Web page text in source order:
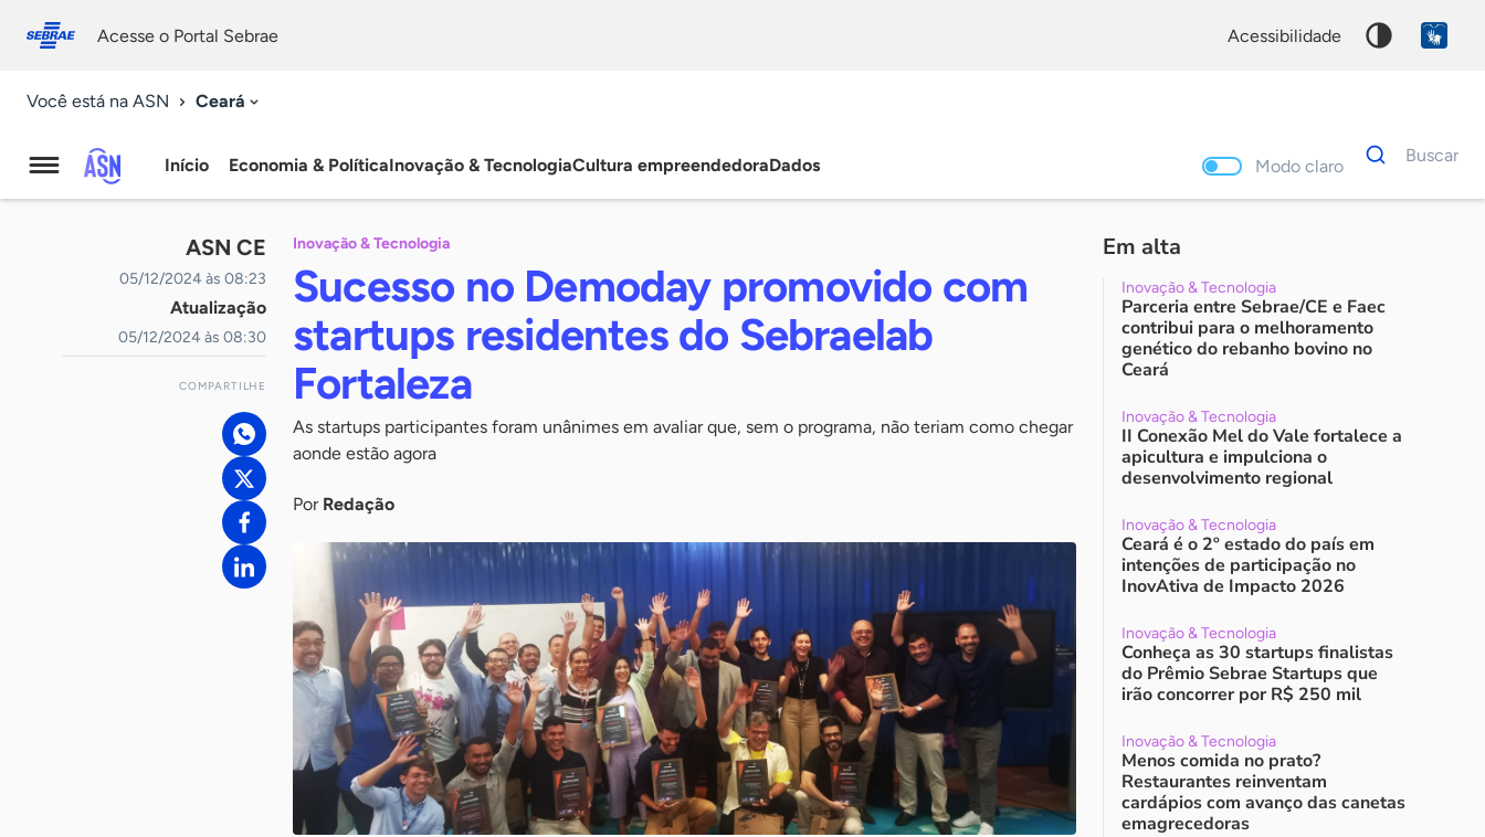
conosco
Acesse o Portal Sebrae acessibilidade
Você está na ASN Ceará
Agência
Sebrae
de
Notícias
Início Economia & PolíticaInovação & TecnologiaCultura empreendedoraDados Modo claro
Dados
para
Buscar
ASN CE
05/12/2024 às 08:23
Atualização
05/12/2024 às 08:30
COMPARTILHE
Inovação & Tecnologia
Sucesso no Demoday promovido com
startups residentes do Sebraelab
Fortaleza
As startups participantes foram unânimes em avaliar que, sem o programa, não teriam como chegar
aonde estão agora
Por Redação
Em alta
Inovação & Tecnologia
Parceria entre Sebrae/CE e Faec
contribui para o melhoramento
genético do rebanho bovino no
Ceará
Inovação & Tecnologia
II Conexão Mel do Vale fortalece a
apicultura e impulciona o
desenvolvimento regional
Inovação & Tecnologia
Ceará é o 2º estado do país em
intenções de participação no
InovAtiva de Impacto 2026
Inovação & Tecnologia
Conheça as 30 startups finalistas
do Prêmio Sebrae Startups que
irão concorrer por R$ 250 mil
Inovação & Tecnologia
Menos comida no prato?
Restaurantes reinventam
cardápios com avanço das canetas
emagrecedoras